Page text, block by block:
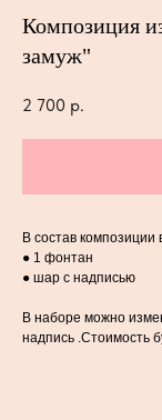
Композиция
замуж"
2 700 р.
В состав композиции
● 1 фонтан
● шар с надписью
В наборе можно
надпись .Стоимость